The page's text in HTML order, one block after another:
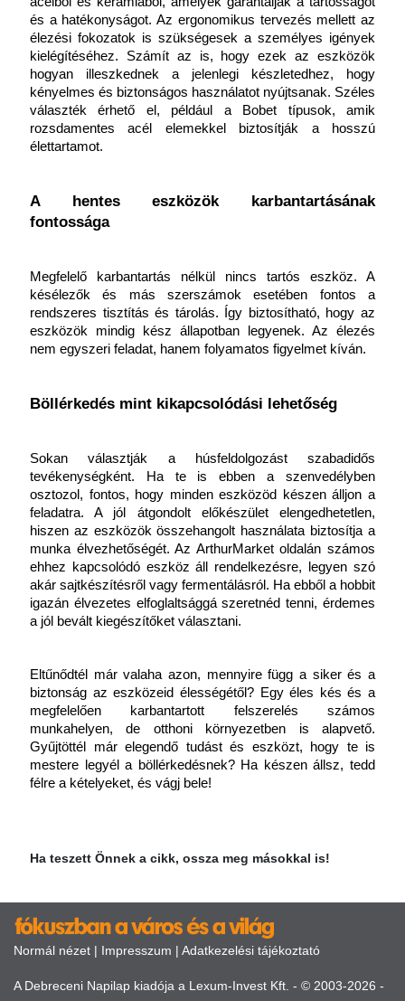
és a hatékonyságot. Az ergonomikus tervezés mellett az
élezési fokozatok is szükségesek a személyes igények
kielégítéséhez. Számít az is, hogy ezek az eszközök
hogyan illeszkednek a jelenlegi készletedhez, hogy
kényelmes és biztonságos használatot nyújtsanak. Széles
választék érhető el, például a Bobet típusok, amik
rozsdamentes acél elemekkel biztosítják a hosszú
élettartamot.
A hentes eszközök karbantartásának
fontossága
Megfelelő karbantartás nélkül nincs tartós eszköz. A
késélezők és más szerszámok esetében fontos a
rendszeres tisztítás és tárolás. Így biztosítható, hogy az
eszközök mindig kész állapotban legyenek. Az élezés
nem egyszeri feladat, hanem folyamatos figyelmet kíván.
Böllérkedés mint kikapcsolódási lehetőség
Sokan választják a húsfeldolgozást szabadidős
tevékenységként. Ha te is ebben a szenvedélyben
osztozol, fontos, hogy minden eszközöd készen álljon a
feladatra. A jól átgondolt előkészület elengedhetetlen,
hiszen az eszközök összehangolt használata biztosítja a
munka élvezhetőségét. Az ArthurMarket oldalán számos
ehhez kapcsolódó eszköz áll rendelkezésre, legyen szó
akár sajtkészítésről vagy fermentálásról. Ha ebből a hobbit
igazán élvezetes elfoglaltsággá szeretnéd tenni, érdemes
a jól bevált kiegészítőket választani.
Eltűnődtél már valaha azon, mennyire függ a siker és a
biztonság az eszközeid élességétől? Egy éles kés és a
megfelelően karbantartott felszerelés számos
munkahelyen, de otthoni környezetben is alapvető.
Gyűjtöttél már elegendő tudást és eszközt, hogy te is
mestere legyél a böllérkedésnek? Ha készen állsz, tedd
félre a kételyeket, és vágj bele!
Ha teszett Önnek a cikk, ossza meg másokkal is!
Normál nézet | Impresszum | Adatkezelési tájékoztató
A Debreceni Napilap kiadója a Lexum-Invest Kft. - © 2003-2026 -